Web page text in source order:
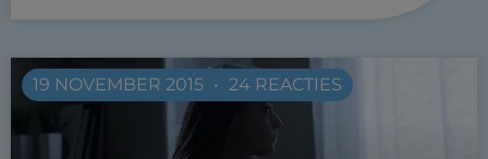
19 NOVEMBER 2015 24 REACTIES